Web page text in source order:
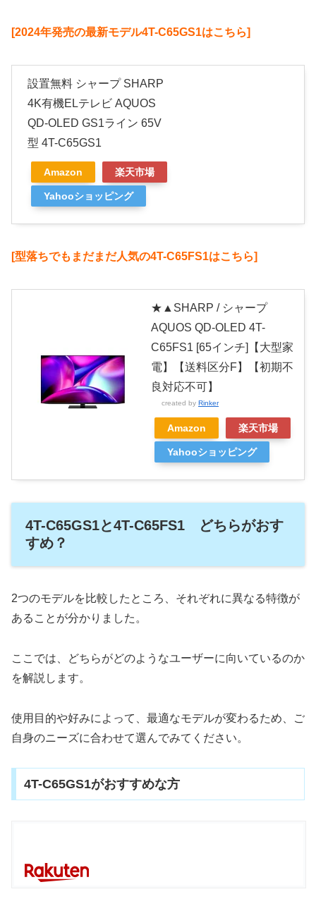
[2024年発売の最新モデル4T-C65GS1はこちら]
設置無料 シャープ SHARP
4K有機ELテレビ AQUOS
QD-OLED GS1ライン 65V
型 4T-C65GS1
Amazon 楽天市場
Yahooショッピング
[型落ちでもまだまだ人気の4T-C65FS1はこちら]
★▲SHARP / シャープ
AQUOS QD-OLED 4T-
C65FS1 [65インチ]【大型家
電】【送料区分F】【初期不
良対応不可】
created by Rinker
Amazon 楽天市場
Yahooショッピング
4T-C65GS1と4T-C65FS1 どちらがおす
すめ？
2つのモデルを比較したところ、それぞれに異なる特徴が
あることが分かりました。
ここでは、どちらがどのようなユーザーに向いているのか
を解説します。
使用目的や好みによって、最適なモデルが変わるため、ご
自身のニーズに合わせて選んでみてください。
4T-C65GS1がおすすめな方